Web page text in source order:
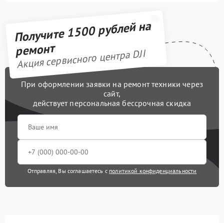
Получите 1500 рублей на
ремонт
Акция сервисного центра DJI
При оформлении заявки на ремонт техники через
сайт,
действует персональная бессрочная скидка
Отправляя, Вы соглашаетесь с политикой конфиденциальности